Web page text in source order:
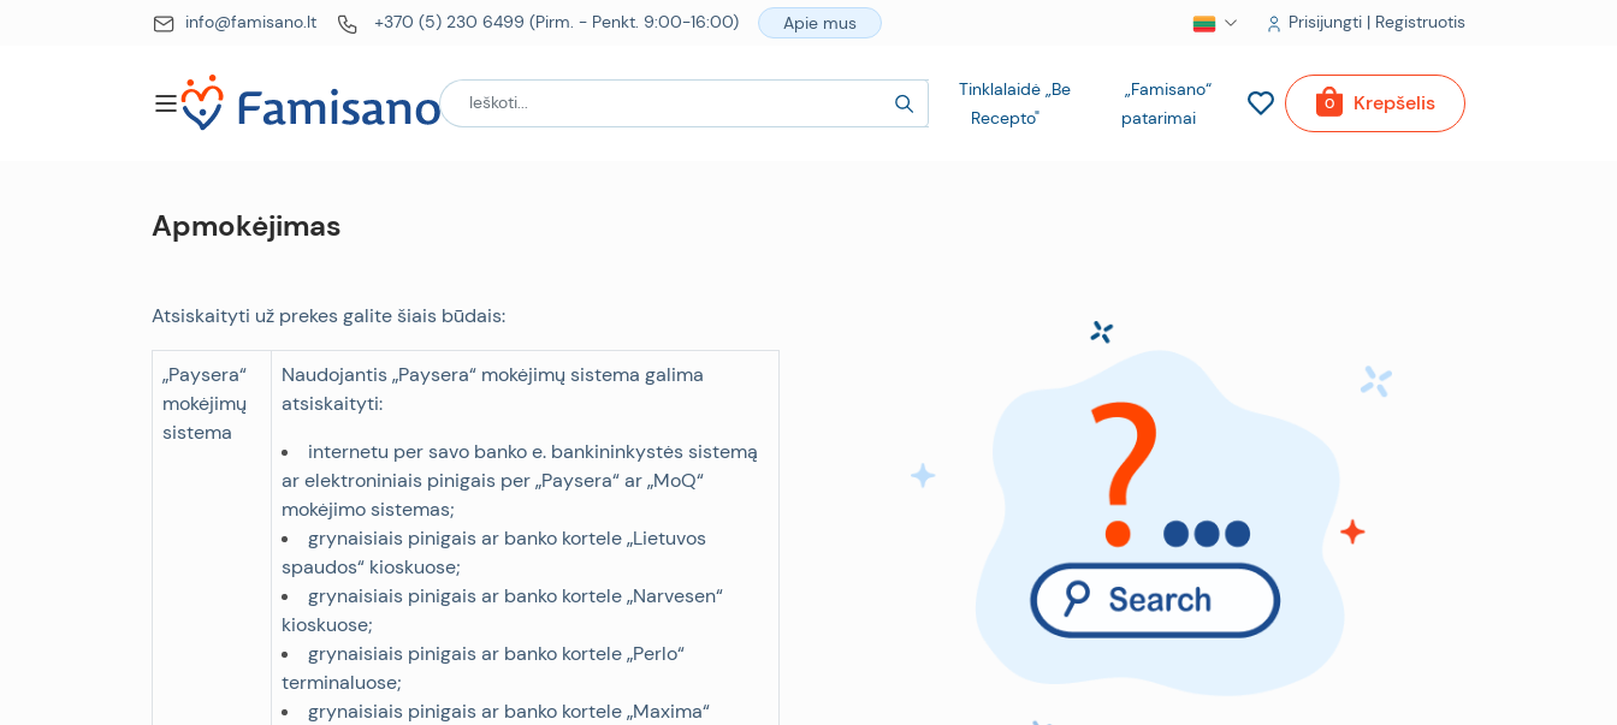
info@famisano.lt +370 (5) 230 6499 (Pirm. - Penkt. 9:00-16:00) Apie mus Prisijungti | Registruotis
Tinklalaidė „Be
Recepto"
„Famisano“
patarimai
0 Krepšelis
Apmokėjimas
Atsiskaityti už prekes galite šiais būdais:
„Paysera“
mokėjimų
sistema
Naudojantis „Paysera“ mokėjimų sistema galima
atsiskaityti:
internetu per savo banko e. bankininkystės sistemą
ar elektroniniais pinigais per „Paysera“ ar „MoQ“
mokėjimo sistemas;
grynaisiais pinigais ar banko kortele „Lietuvos
spaudos“ kioskuose;
grynaisiais pinigais ar banko kortele „Narvesen“
kioskuose;
grynaisiais pinigais ar banko kortele „Perlo“
terminaluose;
grynaisiais pinigais ar banko kortele „Maxima“